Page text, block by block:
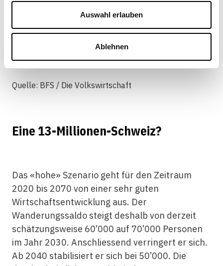
Auswahl erlauben
Ablehnen
Anmerkung: Der Altersquotient misst, wie viele
Personen ab 65 Jahren auf 100 Personen zwischen 20
und 64 Jahren kommen. Je grösser der Quotient, desto
älter die Bevölkerung.
Quelle: BFS / Die Volkswirtschaft
Eine 13-Millionen-Schweiz?
Das «hohe» Szenario geht für den Zeitraum
2020 bis 2070 von einer sehr guten
Wirtschaftsentwicklung aus. Der
Wanderungssaldo steigt deshalb von derzeit
schätzungsweise 60’000 auf 70’000 Personen
im Jahr 2030. Anschliessend verringert er sich.
Ab 2040 stabilisiert er sich bei 50’000. Die